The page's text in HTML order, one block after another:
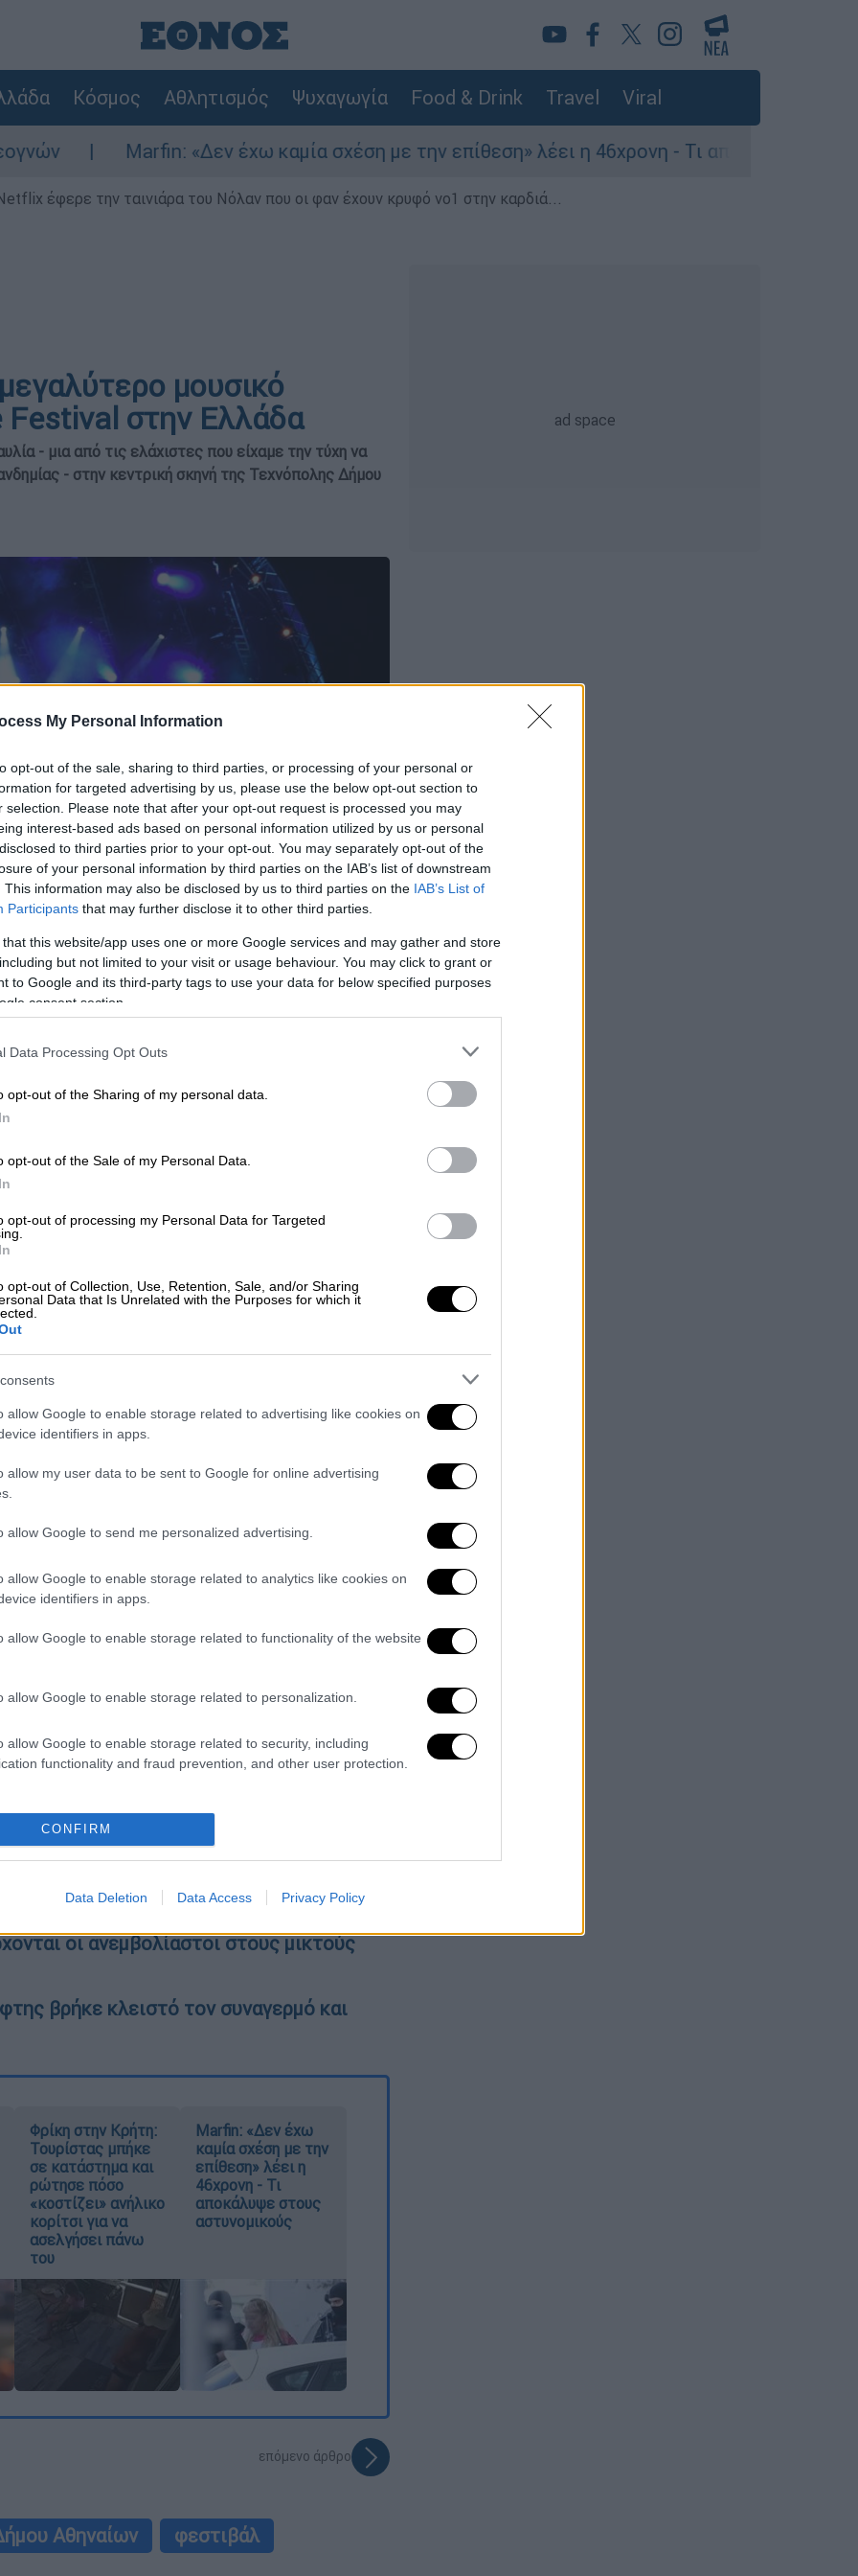
My Personal Information
opt-out of the sale, sharing to third parties, or processing of your personal or
for targeted advertising by us, please use the below opt-out section to
selection. Please note that after your opt-out request is processed you may
interest-based ads based on personal information utilized by us or personal
to third parties prior to your opt-out. You may separately opt-out of the
of your personal information by third parties on the IAB’s list of downstream
This information may also be disclosed by us to third parties on the IAB’s List of
Participants that may further disclose it to other third parties.
that this website/app uses one or more Google services and may gather and store
but not limited to your visit or usage behaviour. You may click to grant or
to Google and its third-party tags to use your data for below specified purposes
consent section.
Data Processing Opt Outs
opt-out of the Sharing of my personal data.
opt-out of the Sale of my Personal Data.
opt-out of processing my Personal Data for Targeted
opt-out of Collection, Use, Retention, Sale, and/or Sharing
Data that Is Unrelated with the Purposes for which it
allow Google to enable storage related to advertising like cookies on
identifiers in apps.
allow my user data to be sent to Google for online advertising
allow Google to send me personalized advertising.
allow Google to enable storage related to analytics like cookies on
identifiers in apps.
allow Google to enable storage related to functionality of the website
allow Google to enable storage related to personalization.
allow Google to enable storage related to security, including
functionality and fraud prevention, and other user protection.
CONFIRM
Data Deletion Data Access Privacy Policy
Κόσμος Αθλητισμός Ψυχαγωγία Food & Drink Travel Viral
Marfin: «Δεν έχω καμία σχέση με την επίθεση» λέει η 46χρονη - Τι αποκάλυψε στους
έφερε την ταινιάρα του Νόλαν που οι φαν έχουν κρυφό νο1 στην καρδιά...
μουσικό
στην Ελλάδα
- μια από τις ελάχιστες που είχαμε την τύχη να
- στην κεντρική σκηνή της Τεχνόπολης Δήμου
ημέρα του
συνεδριακό όσο και μουσικό.
Δήμου Αθηναίων, είδαμε στις οθόνες
σε ένα panel για την έκρηξη της Jazz
φιγούρες να συζητούν για το πώς σπάει
Βιομηχανίας, μάθαμε τεχνικές ώστε
πώς ετοιμάζουμε το τέλειο rider
crowd-funding.
ροκ Eric Burdon, σε μια πολύ προσωπική
"πρακτικούς" λόγους, δεν αναφερόμαστε
θα χρειαστεί να γράφουμε για
να ανακαλύψετε όλο το
στοwww.athensmusicweek.gr
συναυλία - μια από τις ελάχιστες που
καλοκαίρι, λόγω της πανδημίας -
Αθηναίω
να μας δροσίσουν, με τον indie
σε ένα κυριολεκτικά καυτό απόγευμα. Τη
ράπερ Solmeister και οι Cool Kids Never
live show, για να έρθει ως «λύτρωση» η
εμφάνιση του εξαιρετικού Good Job
Έλληνα pop σταρ.
ταλέντο, νεανική ομορφιά, χαρά και
βραδυά του καλοκαιριού. Και του
όρθιοι και αγκαλιασμένοι!
στα φαρμακεία από 1η Ιουλίου- Ποιους
η πανδημία τον χειμώνα, τελειώσαμε
οι ανεμβολίαστοι στους μικτούς
βρήκε κλειστό τον συναγερμό και
Φρίκη στην Κρήτη:
Τουρίστας μπήκε
σε κατάστημα και
ρώτησε πόσο
«κοστίζει» ανήλικο
κορίτσι για να
ασελγήσει πάνω
του
Marfin: «Δεν έχω
καμία σχέση με την
επίθεση» λέει η
46χρονη - Τι
αποκάλυψε στους
αστυνομικούς
επόμενο άρθρο
Αθηναίων φεστιβάλ